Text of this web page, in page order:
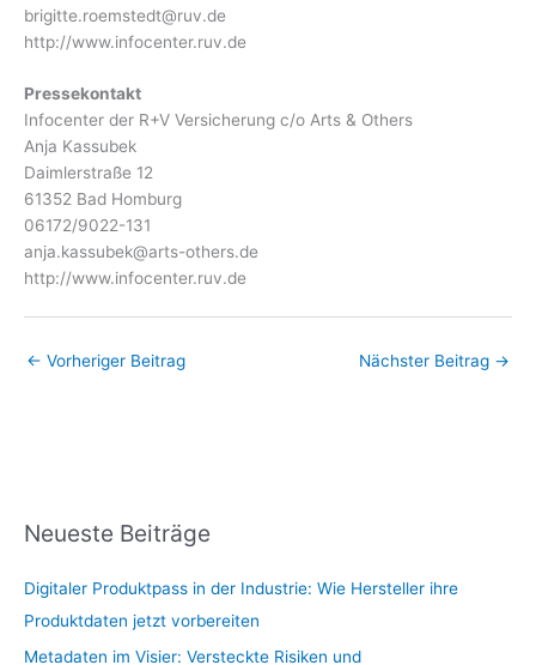
brigitte.roemstedt@ruv.de
http://www.infocenter.ruv.de
Pressekontakt
Infocenter der R+V Versicherung c/o Arts & Others
Anja Kassubek
Daimlerstraße 12
61352 Bad Homburg
06172/9022-131
anja.kassubek@arts-others.de
http://www.infocenter.ruv.de
← Vorheriger Beitrag Nächster Beitrag →
Neueste Beiträge
Digitaler Produktpass in der Industrie: Wie Hersteller ihre
Produktdaten jetzt vorbereiten
Metadaten im Visier: Versteckte Risiken und